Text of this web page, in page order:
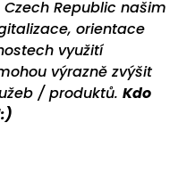
Republic našim
orientace
využití
výrazně zvýšit
/ produktů. Kdo